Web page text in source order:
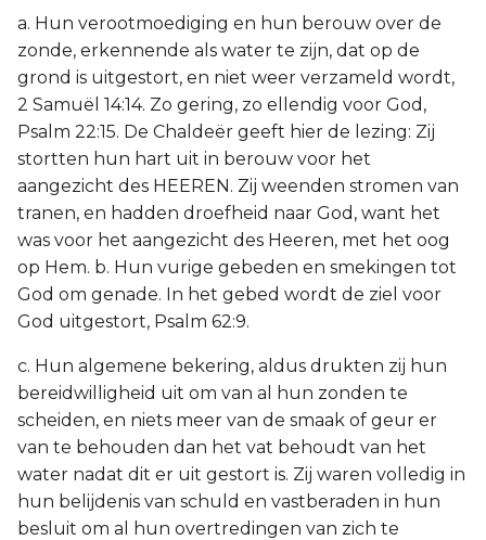
a. Hun verootmoediging en hun berouw over de
zonde, erkennende als water te zijn, dat op de
grond is uitgestort, en niet weer verzameld wordt,
2 Samuël 14:14. Zo gering, zo ellendig voor God,
Psalm 22:15. De Chaldeër geeft hier de lezing: Zij
stortten hun hart uit in berouw voor het
aangezicht des HEEREN. Zij weenden stromen van
tranen, en hadden droefheid naar God, want het
was voor het aangezicht des Heeren, met het oog
op Hem. b. Hun vurige gebeden en smekingen tot
God om genade. In het gebed wordt de ziel voor
God uitgestort, Psalm 62:9.
c. Hun algemene bekering, aldus drukten zij hun
bereidwilligheid uit om van al hun zonden te
scheiden, en niets meer van de smaak of geur er
van te behouden dan het vat behoudt van het
water nadat dit er uit gestort is. Zij waren volledig in
hun belijdenis van schuld en vastberaden in hun
besluit om al hun overtredingen van zich te